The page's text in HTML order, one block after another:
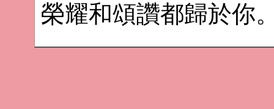
榮耀和頌讚都歸於你